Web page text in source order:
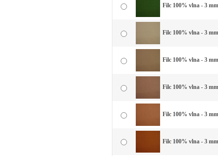
Filc 100% vlna - 3
Filc 100% vlna - 3
Filc 100% vlna - 3
Filc 100% vlna - 3
Filc 100% vlna - 3
Filc 100% vlna - 3